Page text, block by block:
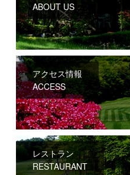
ABOUT US
アクセス情報
ACCESS
レストラン
RESTAURANT